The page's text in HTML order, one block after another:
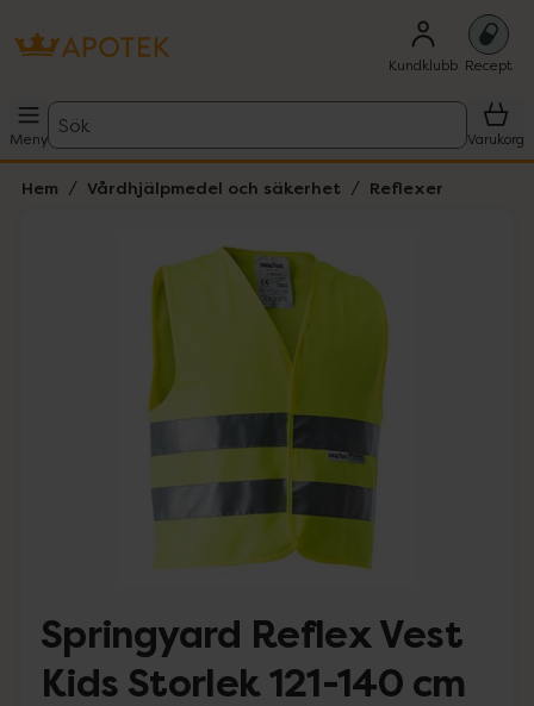
Kundklubb Recept
Meny
Sök
Varukorg
Hem Vårdhjälpmedel och säkerhet Reflexer
Lista: . Innehåller 1 objekt.
Springyard Reflex Vest
Kids Storlek 121-140 cm